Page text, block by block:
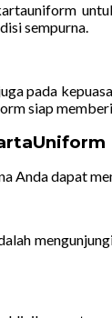
sempurna.
pada
siap
Anda dapat